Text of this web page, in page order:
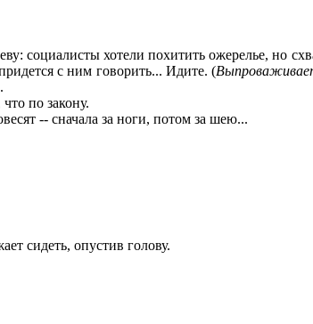
социалисты хотели похитить ожерелье, но
с ним говорить... Идите. (Выпроваж
по закону.
-- сначала за ноги, потом за шею...
сидеть, опустив голову.